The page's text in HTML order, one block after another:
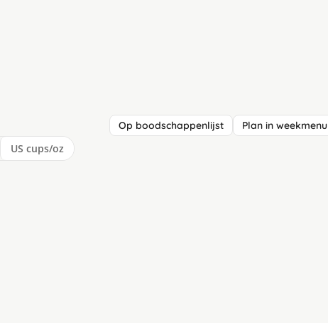
Op boodschappenlijst Plan in weekmenu
US cups/oz